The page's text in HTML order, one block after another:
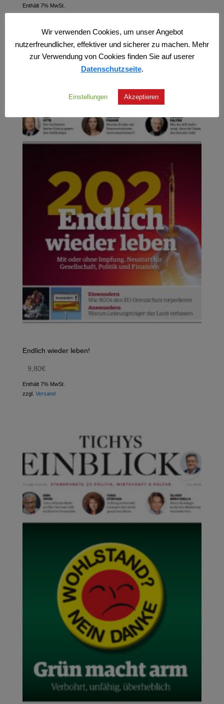
Enthält 7% MwSt.
zzgl.Versand
Endlich wieder leben!
9,80€
Enthält 7% MwSt.
zzgl. Versand
Wir verwenden Cookies, um unser Angebot
nutzerfreundlicher, effektiver und sicherer zu machen. Mehr
zur Verwendung von Cookies finden Sie auf userer
Datenschutzseite.
Einstellungen Akzeptieren